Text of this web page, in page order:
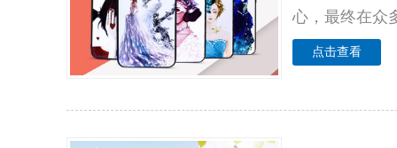
心，最终在众
点击查看